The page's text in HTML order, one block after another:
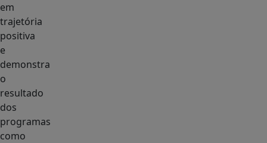
em
trajetória
positiva
e
demonstra
o
resultado
dos
programas
como